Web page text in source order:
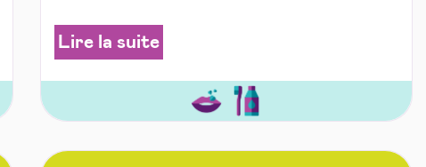
Lire la suite